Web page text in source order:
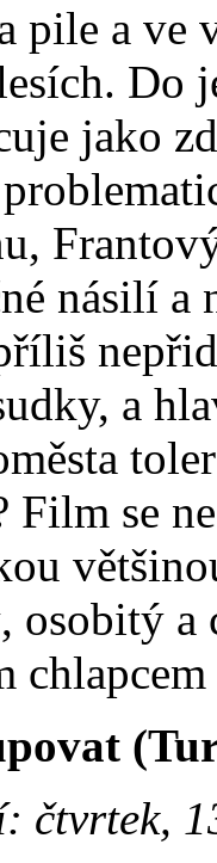
pile a ve
Do
jako
násilí a
a
Film se
a
čtvrtek,